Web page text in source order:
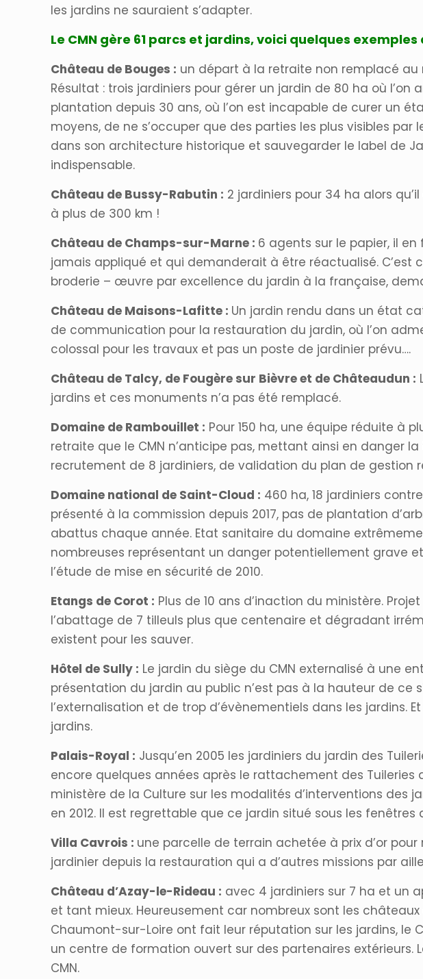
les jardins ne sauraient s’adapter.
Le CMN gère 61 parcs et jardins, voici quelques
Château de Bouges : un départ à la retraite non remplacé
Résultat : trois jardiniers pour gérer un jardin de 80 ha où
plantation depuis 30 ans, où l’on est incapable de curer un
moyens, de ne s’occuper que des parties les plus visibles
dans son architecture historique et sauvegarder le label de
indispensable.
Château de Bussy-Rabutin : 2 jardiniers pour 34 ha alors
à plus de 300 km !
Château de Champs-sur-Marne : 6 agents sur le papier, il
jamais appliqué et qui demanderait à être réactualisé.
broderie – œuvre par excellence du jardin à la française,
Château de Maisons-Lafitte : Un jardin rendu dans un état
de communication pour la restauration du jardin, où l’on
colossal pour les travaux et pas un poste de jardinier prévu….
Château de Talcy, de Fougère sur Bièvre et de Châteaudun :
jardins et ces monuments n’a pas été remplacé.
Domaine de Rambouillet : Pour 150 ha, une équipe réduite à
retraite que le CMN n’anticipe pas, mettant ainsi en danger
recrutement de 8 jardiniers, de validation du plan de gestion
Domaine national de Saint-Cloud : 460 ha, 18 jardiniers
présenté à la commission depuis 2017, pas de plantation
abattus chaque année. Etat sanitaire du domaine
nombreuses représentant un danger potentiellement grave
l’étude de mise en sécurité de 2010.
Etangs de Corot : Plus de 10 ans d’inaction du ministère.
l’abattage de 7 tilleuls plus que centenaire et dégradant
existent pour les sauver.
Hôtel de Sully : Le jardin du siège du CMN externalisé à une
présentation du jardin au public n’est pas à la hauteur de
l’externalisation et de trop d’évènementiels dans les jardins.
jardins.
Palais-Royal : Jusqu’en 2005 les jardiniers du jardin des
encore quelques années après le rattachement des Tuileries
ministère de la Culture sur les modalités d’interventions des
en 2012. Il est regrettable que ce jardin situé sous les
Villa Cavrois : une parcelle de terrain achetée à prix d’or
jardinier depuis la restauration qui a d’autres missions par
Château d’Azay-le-Rideau : avec 4 jardiniers sur 7 ha et un
et tant mieux. Heureusement car nombreux sont les
Chaumont-sur-Loire ont fait leur réputation sur les jardins, le
un centre de formation ouvert sur des partenaires
CMN.